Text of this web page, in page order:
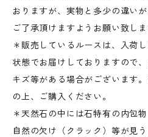
おりますが、実物と多少の違い
ご了承頂けますようお願い致しま
＊販売しているルースは、入荷
状態でお届けしておりますので
キズ等がある場合がございます
の上、ご購入ください。
＊天然石の中には石特有の内包
自然の欠け（クラック）等が見